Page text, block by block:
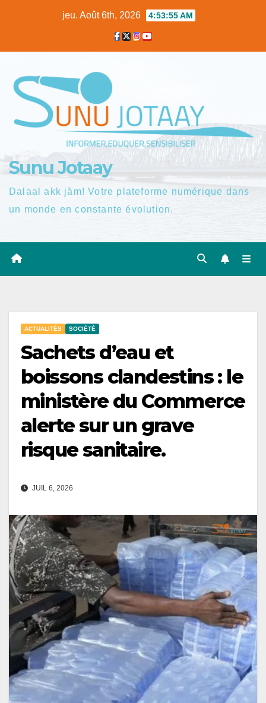
jeu. Août 6th, 2026 4:53:56 AM
Sunu Jotaay
Dalaal akk jàm! Votre plateforme numérique dans
un monde en constante évolution.
ACTUALITÉS SOCIÉTÉ
Sachets d’eau et
boissons clandestins : le
ministère du Commerce
alerte sur un grave
risque sanitaire.
JUIL 6, 2026